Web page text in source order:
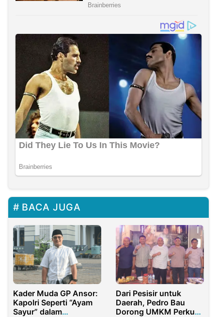
BACA JUGA
Kader Muda GP Ansor:
Kapolri Seperti “Ayam
Sayur” dalam
Dari Pesisir untuk
Daerah, Pedro Bau
Dorong UMKM Perkuat